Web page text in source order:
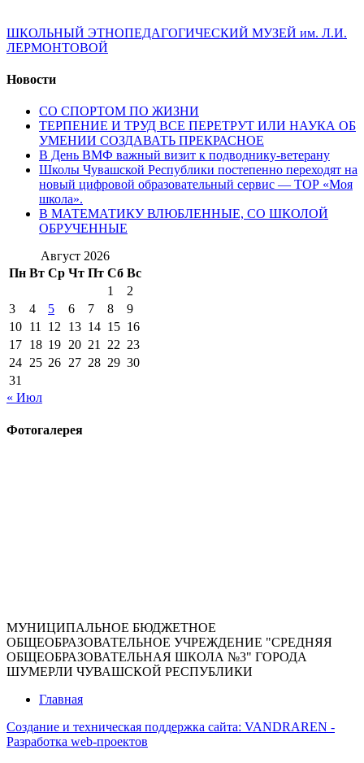
ШКОЛЬНЫЙ ЭТНОПЕДАГОГИЧЕСКИЙ МУЗЕЙ им. Л.И.
ЛЕРМОНТОВОЙ
Новости
СО СПОРТОМ ПО ЖИЗНИ
ТЕРПЕНИЕ И ТРУД ВСЕ ПЕРЕТРУТ ИЛИ НАУКА ОБ
УМЕНИИ СОЗДАВАТЬ ПРЕКРАСНОЕ
В День ВМФ важный визит к подводнику-ветерану
Школы Чувашской Республики постепенно переходят на
новый цифровой образовательный сервис — ТОР «Моя
школа».
В МАТЕМАТИКУ ВЛЮБЛЕННЫЕ, СО ШКОЛОЙ
ОБРУЧЕННЫЕ
Август 2026
Пн Вт Ср Чт Пт Сб Вс
1
2
3
4 5 6 7 8
9
10 11 12 13 14 15 16
17 18 19 20 21 22 23
24 25 26 27 28 29 30
31
« Июл
Фотогалерея
МУНИЦИПАЛЬНОЕ БЮДЖЕТНОЕ
ОБЩЕОБРАЗОВАТЕЛЬНОЕ УЧРЕЖДЕНИЕ "СРЕДНЯЯ
ОБЩЕОБРАЗОВАТЕЛЬНАЯ ШКОЛА №3" ГОРОДА
ШУМЕРЛИ ЧУВАШСКОЙ РЕСПУБЛИКИ
Главная
Создание и техническая поддержка сайта: VANDRAREN -
Разработка web-проектов